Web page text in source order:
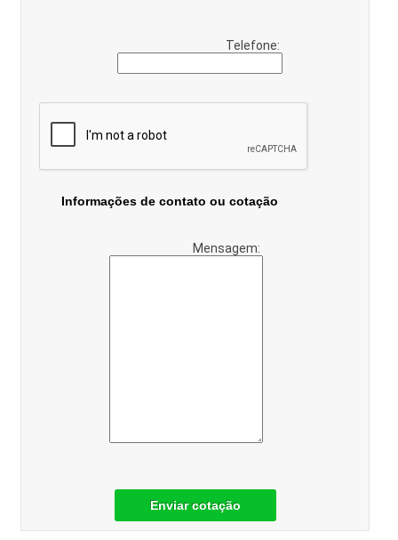
Telefone:
Informações de contato ou cotação
Mensagem:
Enviar cotação